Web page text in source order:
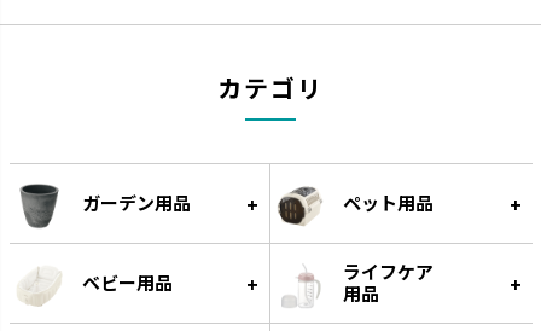
ひんやりしない
りしません。
カテゴリ
ガーデン用品 ペット用品
ベビー用品
ライフケア
用品